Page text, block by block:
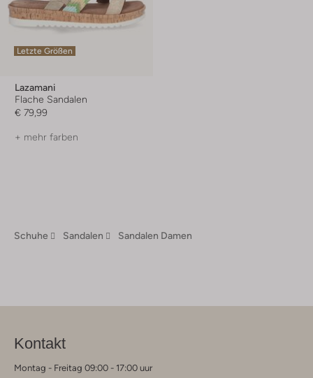
Letzte Größen
Lazamani
Flache Sandalen
€ 79,99
+ mehr farben
Schuhe Sandalen Sandalen Damen
Kontakt
Montag - Freitag 09:00 - 17:00 uur